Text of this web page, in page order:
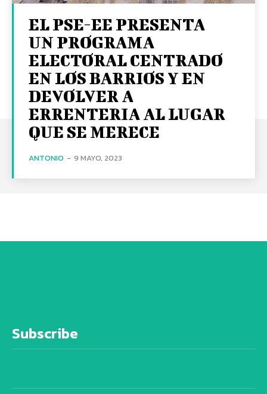
EL PSE-EE PRESENTA
UN PROGRAMA
ELECTORAL CENTRADO
EN LOS BARRIOS Y EN
DEVOLVER A
ERRENTERIA AL LUGAR
QUE SE MERECE
ANTONIO - 9 MAYO, 2023
Subscribe